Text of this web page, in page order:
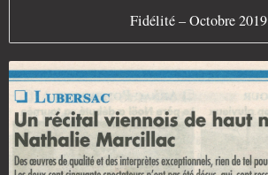
Fidélité – Octobre 2019